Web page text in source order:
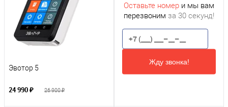
Эвотор 5
24 990 ₽ 26 900 ₽
Оставьте номер и мы вам
перезвоним за 30 секунд!
Жду звонка!